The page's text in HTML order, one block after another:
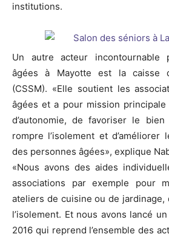
institutions.
Un autre acteur incontournable
âgées à Mayotte est la caisse
(CSSM). «Elle soutient les
âgées et a pour mission
d’autonomie, de favoriser le
rompre l’isolement et
des personnes âgées», explique
«Nous avons des aides
associations par exemple pour
ateliers de cuisine ou de
l’isolement. Et nous avons lancé
2016 qui reprend l’ensemble des